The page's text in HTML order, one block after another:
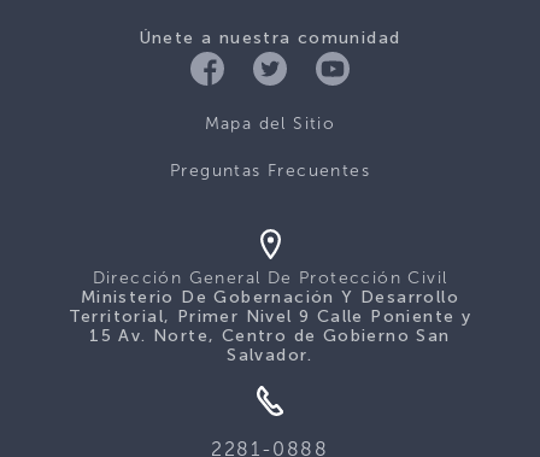
Únete a nuestra comunidad
Mapa del Sitio
Preguntas Frecuentes
Dirección General De Protección Civil
Ministerio De Gobernación Y Desarrollo
Territorial, Primer Nivel 9 Calle Poniente y
15 Av. Norte, Centro de Gobierno San
Salvador.
2281-0888